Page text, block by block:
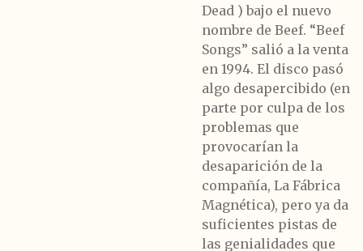
Dead ) bajo el nuevo
nombre de Beef. “Beef
Songs” salió a la venta
en 1994. El disco pasó
algo desapercibido (en
parte por culpa de los
problemas que
provocarían la
desaparición de la
compañía, La Fábrica
Magnética), pero ya da
suficientes pistas de
las genialidades que